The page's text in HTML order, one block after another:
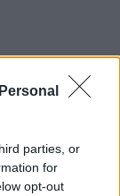
parties, or
for
opt-out